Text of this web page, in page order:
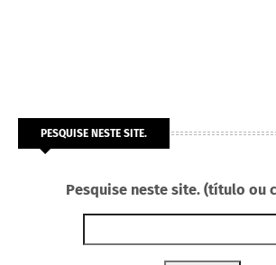
PESQUISE NESTE SITE.
Pesquise neste site. (título ou